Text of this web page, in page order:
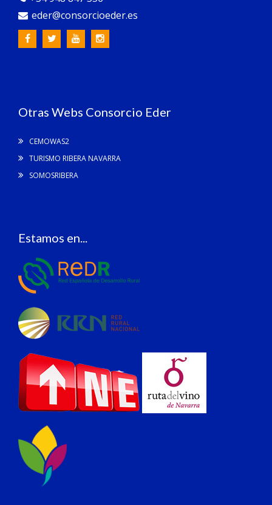
eder@consorcioeder.es
Otras Webs Consorcio Eder
CEMOWAS2
TURISMO RIBERA NAVARRA
SOMOSRIBERA
Estamos en...